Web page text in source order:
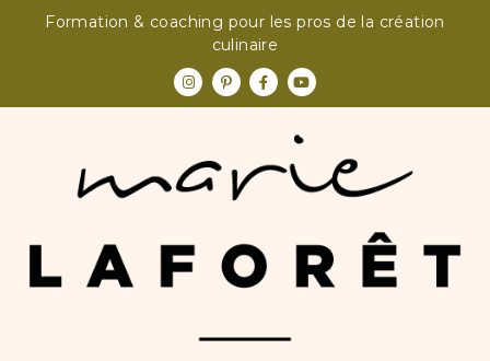
Formation & coaching pour les pros de la création
culinaire